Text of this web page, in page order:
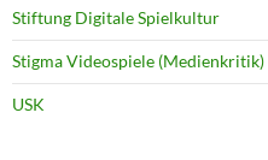
Stiftung Digitale Spielkultur
Stigma Videospiele (Medienkritik)
USK